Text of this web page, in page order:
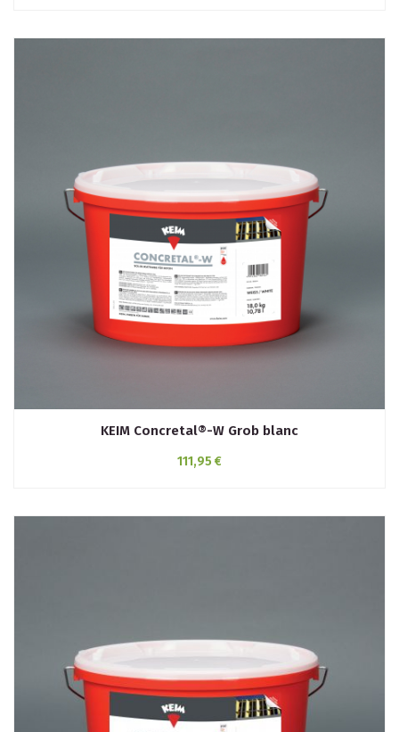
KEIM Concretal®-W Grob blanc
111,95 €